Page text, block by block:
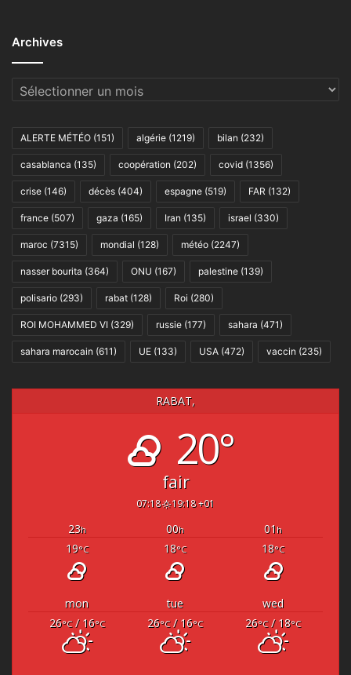
Archives
Archives
ALERTE MÉTÉO (151) algérie (1219) bilan (232)
casablanca (135) coopération (202) covid (1356)
crise (146) décès (404) espagne (519) FAR (132)
france (507) gaza (165) Iran (135) israel (330)
maroc (7315) mondial (128) météo (2247)
nasser bourita (364) ONU (167) palestine (139)
polisario (293) rabat (128) Roi (280)
ROI MOHAMMED VI (329) russie (177) sahara (471)
sahara marocain (611) UE (133) USA (472) vaccin (235)
RABAT,
20°
fair
07:18 19:18 +01
23h 00h 01 h
19°C 18°C 18°C
mon tue
wed
26°C/ 16°C 26°C/ 16°C 26°C/ 18°C